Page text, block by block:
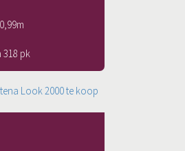
0,99m
318 pk